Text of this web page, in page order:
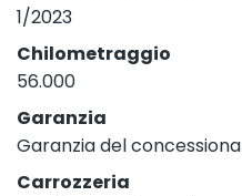
1/2023
Chilometraggio
56.000
Garanzia
Garanzia del
Carrozzeria